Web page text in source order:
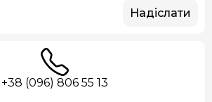
Надіслати
+38 (096) 806 55 13